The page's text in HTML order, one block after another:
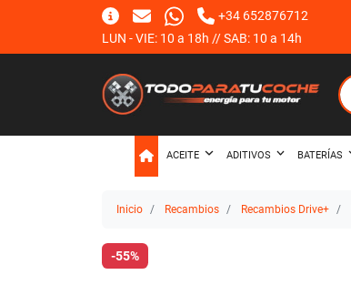
+34 652876712
LUN - VIE: 10 a 18h // SAB: 10 a 14h
ACEITE ADITIVOS BATERÍAS
Inicio Recambios Recambios Drive+
-55%